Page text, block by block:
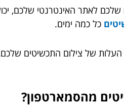
שלכם לאתר האינטרנטי שלכם,
כל כמה ימים.
העלות של צילום התכשיטים
מהסמארטפון?